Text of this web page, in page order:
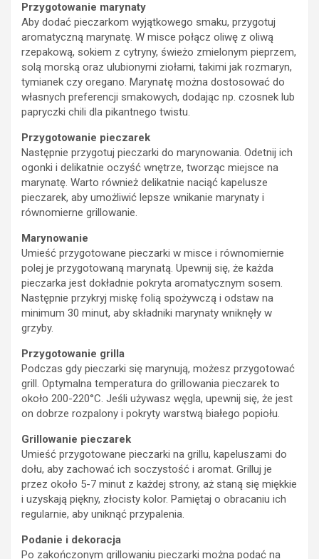
Przygotowanie marynaty
Aby dodać pieczarkom wyjątkowego smaku, przygotuj
aromatyczną marynatę. W misce połącz oliwę z oliwą
rzepakową, sokiem z cytryny, świeżo zmielonym pieprzem,
solą morską oraz ulubionymi ziołami, takimi jak rozmaryn,
tymianek czy oregano. Marynatę można dostosować do
własnych preferencji smakowych, dodając np. czosnek lub
papryczki chili dla pikantnego twistu.
Przygotowanie pieczarek
Następnie przygotuj pieczarki do marynowania. Odetnij ich
ogonki i delikatnie oczyść wnętrze, tworząc miejsce na
marynatę. Warto również delikatnie naciąć kapelusze
pieczarek, aby umożliwić lepsze wnikanie marynaty i
równomierne grillowanie.
Marynowanie
Umieść przygotowane pieczarki w misce i równomiernie
polej je przygotowaną marynatą. Upewnij się, że każda
pieczarka jest dokładnie pokryta aromatycznym sosem.
Następnie przykryj miskę folią spożywczą i odstaw na
minimum 30 minut, aby składniki marynaty wniknęły w
grzyby.
Przygotowanie grilla
Podczas gdy pieczarki się marynują, możesz przygotować
grill. Optymalna temperatura do grillowania pieczarek to
około 200-220°C. Jeśli używasz węgla, upewnij się, że jest
on dobrze rozpalony i pokryty warstwą białego popiołu.
Grillowanie pieczarek
Umieść przygotowane pieczarki na grillu, kapeluszami do
dołu, aby zachować ich soczystość i aromat. Grilluj je
przez około 5-7 minut z każdej strony, aż staną się miękkie
i uzyskają piękny, złocisty kolor. Pamiętaj o obracaniu ich
regularnie, aby uniknąć przypalenia.
Podanie i dekoracja
Po zakończonym grillowaniu pieczarki można podać na